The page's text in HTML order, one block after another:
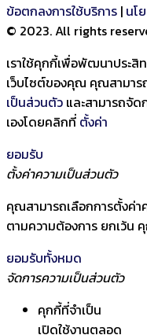
ข้อตกลงการใช้บริการ | นโ
© 2023. All rights
เราใช้คุกกี้เพื่อพัฒนาประสิ
เว็บไซต์ของคุณ คุณสามาร
เป็นส่วนตัว และสามารถจั
เองโดยคลิกที่ ตั้งค่า
ยอมรับ
ตั้งค่าความเป็นส่วนตัว
คุณสามารถเลือกการตั้งค่
ตามความต้องการ ยกเว้น
ยอมรับทั้งหมด
จัดการความเป็นส่วนตัว
คุกกี้ที่จำเป็น
เปิดใช้งานตลอด